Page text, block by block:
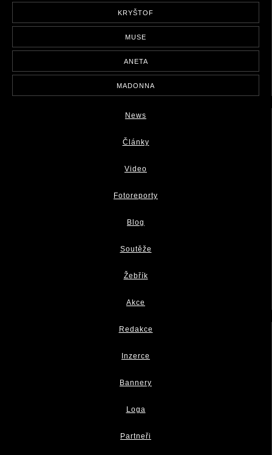
KRYŠTOF
MUSE
ANETA
MADONNA
News
Články
Video
Fotoreporty
Blog
Soutěže
Žebřík
Akce
Redakce
Inzerce
Bannery
Loga
Partneři